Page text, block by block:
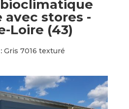
avec stores -
Loire (43)
Gris 7016 texturé